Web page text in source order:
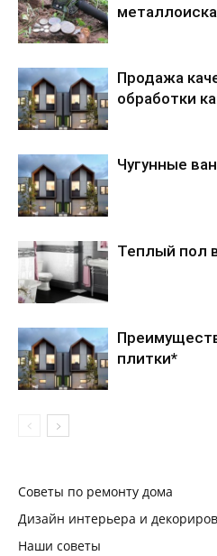
Продажа
обработки
Чугунные
Теплый пол
плитки*
Советы по ремонту дома
Дизайн интерьера и
Наши советы